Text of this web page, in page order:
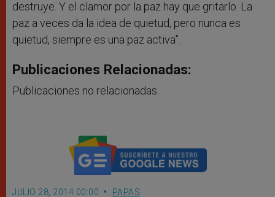
destruye. Y el clamor por la paz hay que gritarlo. La
paz a veces da la idea de quietud, pero nunca es
quietud, siempre es una paz activa”.
Publicaciones Relacionadas:
Publicaciones no relacionadas.
JULIO 28, 2014 00:00 PAPAS